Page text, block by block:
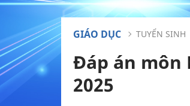
GIÁO DỤC TUYỂN SINH
Đáp án môn
2025